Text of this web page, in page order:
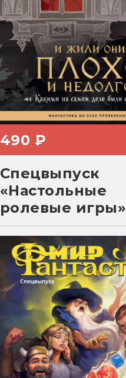
490 ₽
Спецвыпуск
«Настольные
ролевые игры»